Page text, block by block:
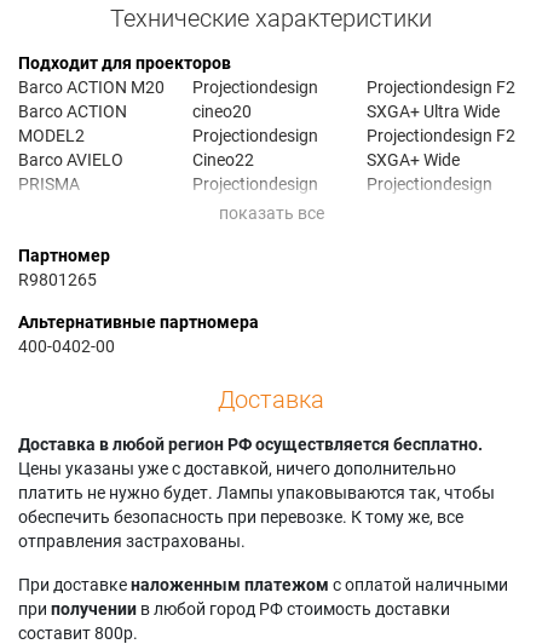
Технические характеристики
Подходит для проекторов
Barco ACTION M20
Barco ACTION
MODEL2
Barco AVIELO
PRISMA
Barco CVHD-31B
Barco CVWU-31B
Barco EVO2SX+
Barco F2
Projectiondesign
ACTION 2
Projectiondesign
Action! M20
Projectiondesign
Projectiondesign
Cineo 22
Projectiondesign
cineo20
Projectiondesign
Cineo22
Projectiondesign
Evo2
Projectiondesign
evo20sx+
EVO22 SX+
Projectiondesign
evo22sx+
Projectiondesign
evo2sx+
SX
Projectiondesign F2
Projectiondesign F2
SXGA+ Ultra Wide
Projectiondesign F2
SXGA+ Wide
Projectiondesign
F22 1080
Projectiondesign
F22 1080P
Projectiondesign
F22 WUXGA
Projectiondesign
Партномер
R9801265
Альтернативные партномера
400-0402-00
Доставка
Доставка в любой регион РФ осуществляется бесплатно.
Цены указаны уже с доставкой, ничего дополнительно
платить не нужно будет. Лампы упаковываются так, чтобы
обеспечить безопасность при перевозке. К тому же, все
отправления застрахованы.
При доставкеналоженным платежом с оплатой наличными
при получении в любой город РФ стоимость доставки
составит 800р.